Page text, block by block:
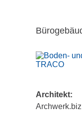
Architekt: